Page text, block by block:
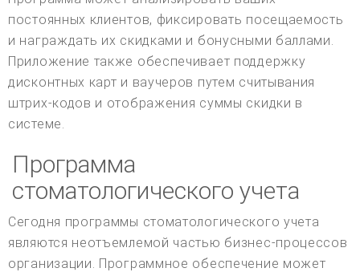
постоянных клиентов, фиксировать посещаемость
и награждать их скидками и бонусными баллами.
Приложение также обеспечивает поддержку
дисконтных карт и ваучеров путем считывания
штрих-кодов и отображения суммы скидки в
системе.
Программа
стоматологического учета
Сегодня программы стоматологического учета
являются неотъемлемой частью бизнес-процессов
организации. Программное обеспечение может